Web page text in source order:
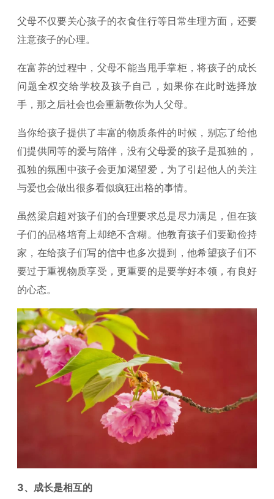
父母不仅要关心孩子的衣食住行等日常生理方面，还要
注意孩子的心理。
在富养的过程中，父母不能当甩手掌柜，将孩子的成长
问题全权交给学校及孩子自己，如果你在此时选择放
手，那之后社会也会重新教你为人父母。
当你给孩子提供了丰富的物质条件的时候，别忘了给他
们提供同等的爱与陪伴，没有父母爱的孩子是孤独的，
孤独的氛围中孩子会更加渴望爱，为了引起他人的关注
与爱也会做出很多看似疯狂出格的事情。
虽然梁启超对孩子们的合理要求总是尽力满足，但在孩
子们的品格培育上却绝不含糊。他教育孩子们要勤俭持
家，在给孩子们写的信中也多次提到，他希望孩子们不
要过于重视物质享受，更重要的是要学好本领，有良好
的心态。
3、成长是相互的